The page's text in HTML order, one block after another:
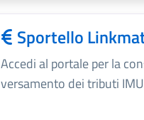
Sportello
Accedi al portale per la
versamento dei tributi